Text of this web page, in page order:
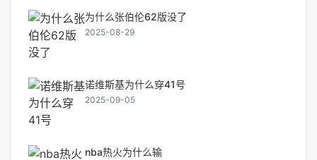
为什么张伯伦62版没了
2025-08-29
诺维斯基为什么穿41号
2025-09-05
nba热火为什么输